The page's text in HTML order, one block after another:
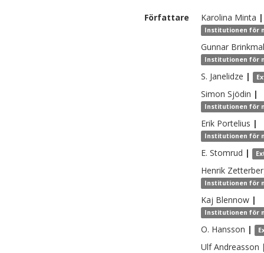
Författare Karolina Minta |
Institutionen för
Gunnar
Institutionen för
S. Janelidze |
Simon Sjödin |
Institutionen för
Erik Portelius |
Institutionen för
E. Stomrud |
Henrik
Institutionen för
Kaj Blennow |
Institutionen för
O. Hansson |
Ulf Andreasson